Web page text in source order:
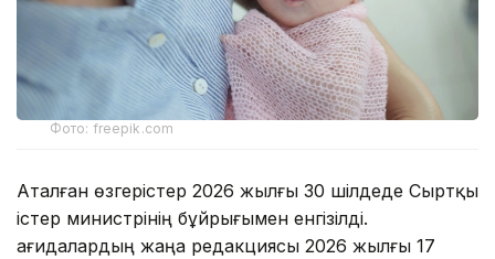
Фото: freepik.com
Аталған өзгерістер 2026 жылғы 30 шілдеде Сыртқы
істер министрінің бұйрығымен енгізілді.
Қағидалардың жаңа редакциясы 2026 жылғы 17